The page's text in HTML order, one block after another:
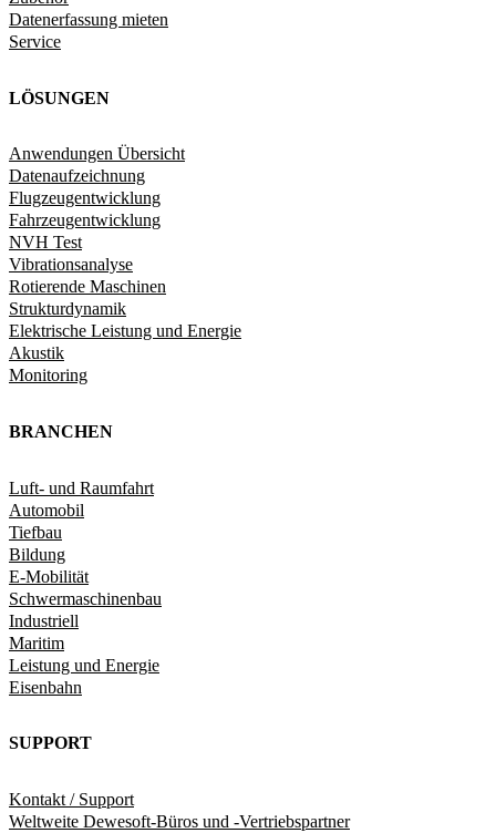
Datenerfassung mieten
Service
LÖSUNGEN
Anwendungen Übersicht
Datenaufzeichnung
Flugzeugentwicklung
Fahrzeugentwicklung​
NVH Test
Vibrationsanalyse
Rotierende Maschinen
Strukturdynamik​
Elektrische Leistung und Energie​
Akustik
Monitoring
BRANCHEN
Luft- und Raumfahrt
Automobil
Tiefbau
Bildung
E-Mobilität
Schwermaschinenbau
Industriell
Maritim
Leistung und Energie
Eisenbahn
SUPPORT
Kontakt / Support
Weltweite Dewesoft-Büros und -Vertriebspartner